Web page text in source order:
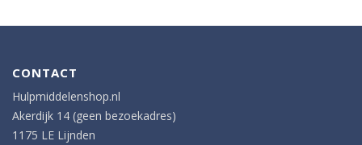
CONTACT
Hulpmiddelenshop.nl
Akerdijk 14 (geen bezoekadres)
1175 LE Lijnden